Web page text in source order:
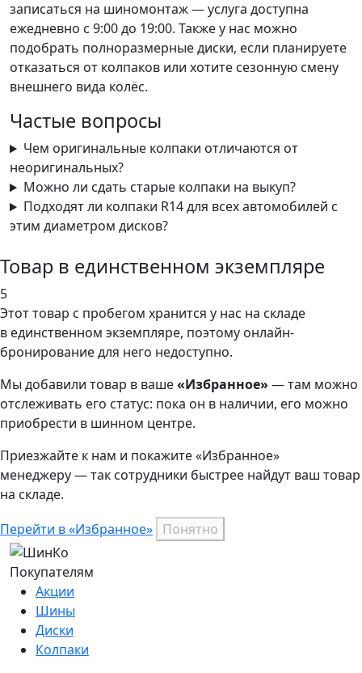
записаться на шиномонтаж — услуга доступна
ежедневно с 9:00 до 19:00. Также у нас можно
подобрать полноразмерные диски, если планируете
отказаться от колпаков или хотите сезонную смену
внешнего вида колёс.
Частые вопросы
Чем оригинальные колпаки отличаются от
неоригинальных?
Можно ли сдать старые колпаки на выкуп?
Подходят ли колпаки R14 для всех автомобилей с
этим диаметром дисков?
Товар в единственном экземпляре
5
Этот товар с пробегом хранится у нас на складе
в единственном экземпляре, поэтому онлайн-
бронирование для него недоступно.
Мы добавили товар в ваше«Избранное» — там можно
отслеживать его статус: пока он в наличии, его можно
приобрести в шинном центре.
Приезжайте к нам и покажите «Избранное»
менеджеру — так сотрудники быстрее найдут ваш товар
на складе.
Перейти в «Избранное» Понятно
Покупателям
Акции
Шины
Диски
Колпаки